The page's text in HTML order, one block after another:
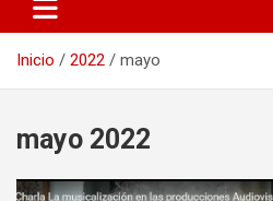
Inicio 2022 mayo
mayo 2022